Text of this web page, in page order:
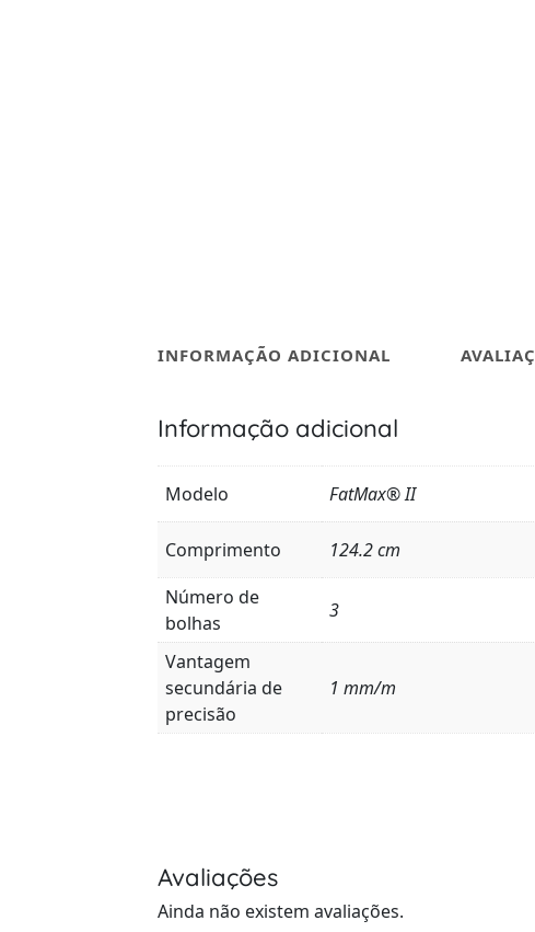
INFORMAÇÃO ADICIONAL
Informação adicional
Modelo FatMax® II
Comprimento
124.2 cm
Número de
bolhas
3
Vantagem
secundária de
precisão
1 mm/m
Avaliações
Ainda não existem avaliações.